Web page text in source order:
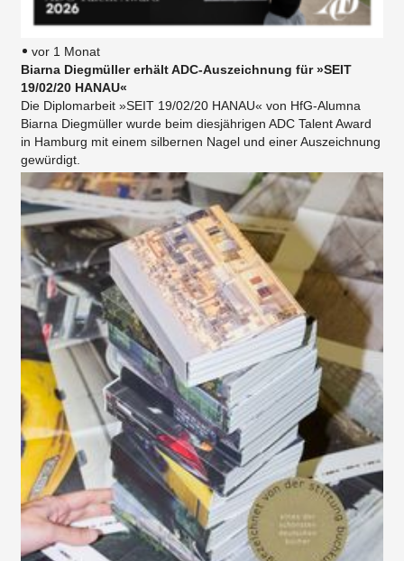
vor 1 Monat
Biarna Diegmüller erhält ADC-Auszeichnung für »SEIT
19/02/20 HANAU«
Die Diplomarbeit »SEIT 19/02/20 HANAU« von HfG-Alumna
Biarna Diegmüller wurde beim diesjährigen ADC Talent Award
in Hamburg mit einem silbernen Nagel und einer Auszeichnung
gewürdigt.